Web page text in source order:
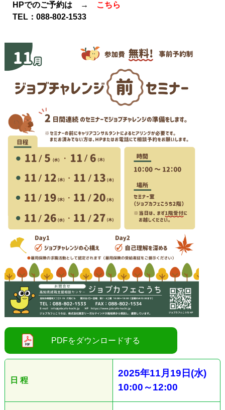
HPでのご予約は → こちら
TEL： 088-802-1533
日 程
2025年11月19 日 (水)
10:00 ～12:00